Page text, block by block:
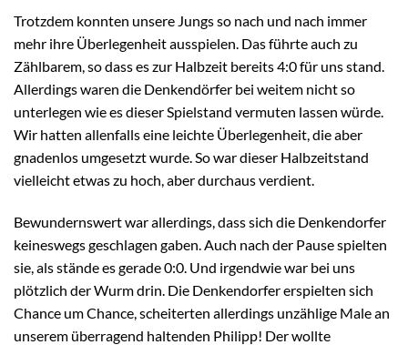
Trotzdem konnten unsere Jungs so nach und nach immer
mehr ihre Überlegenheit ausspielen. Das führte auch zu
Zählbarem, so dass es zur Halbzeit bereits 4:0 für uns stand.
Allerdings waren die Denkendörfer bei weitem nicht so
unterlegen wie es dieser Spielstand vermuten lassen würde.
Wir hatten allenfalls eine leichte Überlegenheit, die aber
gnadenlos umgesetzt wurde. So war dieser Halbzeitstand
vielleicht etwas zu hoch, aber durchaus verdient.
Bewundernswert war allerdings, dass sich die Denkendorfer
keineswegs geschlagen gaben. Auch nach der Pause spielten
sie, als stände es gerade 0:0. Und irgendwie war bei uns
plötzlich der Wurm drin. Die Denkendorfer erspielten sich
Chance um Chance, scheiterten allerdings unzählige Male an
unserem überragend haltenden Philipp! Der wollte